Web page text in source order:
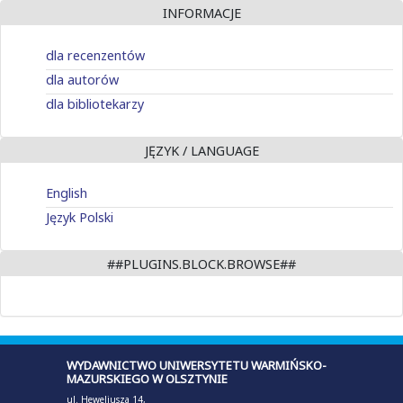
INFORMACJE
dla recenzentów
dla autorów
dla bibliotekarzy
JĘZYK / LANGUAGE
English
Język Polski
##PLUGINS.BLOCK.BROWSE##
WYDAWNICTWO UNIWERSYTETU WARMIŃSKO-
MAZURSKIEGO W OLSZTYNIE
ul. Heweliusza 14,